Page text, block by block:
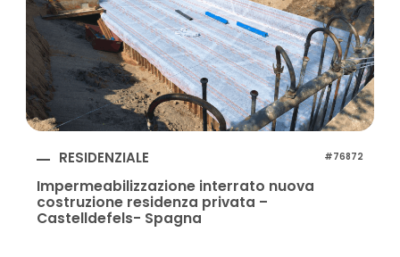
RESIDENZIALE #76872
Impermeabilizzazione interrato nuova
costruzione residenza privata –
Castelldefels- Spagna